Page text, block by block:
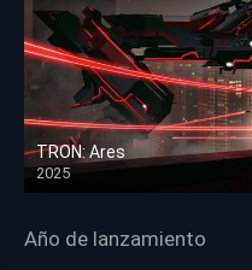
TRON: Ares
2025
HD 1080p
Año de lanzamiento